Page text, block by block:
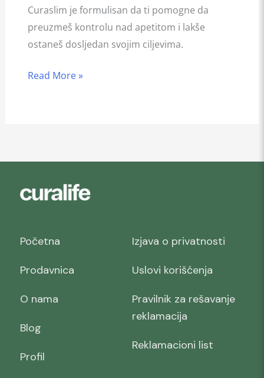
Curaslim je formulisan da ti pomogne da
preuzmeš kontrolu nad apetitom i lakše
ostaneš dosljedan svojim ciljevima.
Read More »
Početna
Prodavnica
O nama
Blog
Profil
Izjava o privatnosti
Uslovi korišćenja
Pravilnik za rešavanje
reklamacija
Reklamacioni list